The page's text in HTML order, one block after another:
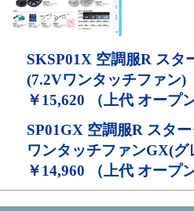
SKSP01X 空調服R スタ
(7.2Vワンタッチファン)
￥15,620 （上代 オープ
SP01GX 空調服R スタ
ワンタッチファンGX(グ
￥14,960 （上代 オープ